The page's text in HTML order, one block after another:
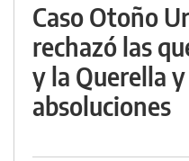
Caso Otoño
rechazó las
y la Querella
absoluciones